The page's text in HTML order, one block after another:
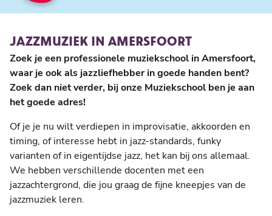
JAZZMUZIEK IN AMERSFOORT
Zoek je een professionele muziekschool in Amersfoort,
waar je ook als jazzliefhebber in goede handen bent?
Zoek dan niet verder, bij onze Muziekschool ben je aan
het goede adres!
Of je je nu wilt verdiepen in improvisatie, akkoorden en
timing, of interesse hebt in jazz-standards, funky
varianten of in eigentijdse jazz, het kan bij ons allemaal.
We hebben verschillende docenten met een
jazzachtergrond, die jou graag de fijne kneepjes van de
jazzmuziek leren.